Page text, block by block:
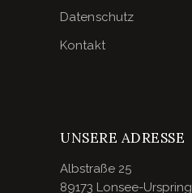
Datenschutz
Kontakt
UNSERE ADRESSE
Albstraße 25
89173 Lonsee-Urspring